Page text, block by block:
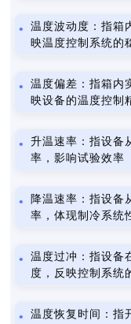
温度波动度：指箱
映温度控制系统的
温度偏差：指箱内
映设备的温度控制
升温速率：指设备
率，影响试验效率
降温速率：指设备
率，体现制冷系统
温度过冲：指设备
度，反映控制系统
温度恢复时间：指